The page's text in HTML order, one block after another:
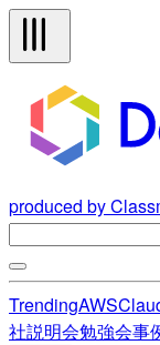
produced by
TrendingAWS
社説明会勉強会事